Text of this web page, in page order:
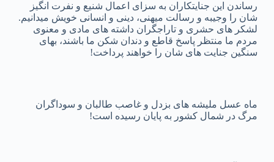
رساندن این جنایتکاران به سزای اعمال شنیع و نفرت انگیز
شان را وجیبه و رسالت میهنی، دینی و انسانی خویش میدانیم.
لشکر های حشری و تاراجگران داشته های مادی و معنوی
مردم ما منتظر پاسخ قاطع و دندان شکن ما باشند، بهای
سنگین جنایت های شان را خواهند پرداخت!
ماه عسل ملیشه های بزدل و غاصب طالبان و سوداگران
مرگ در شمال کشور به پایان رسیده است!